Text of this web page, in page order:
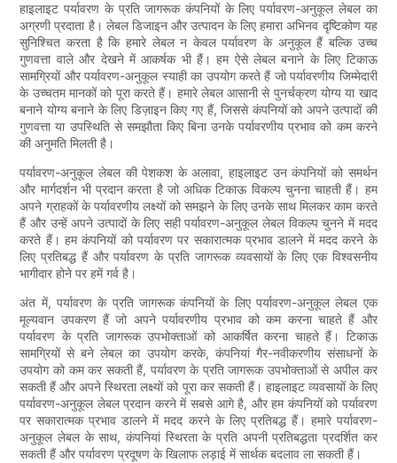
हाइलाइट पर्यावरण के प्रति जागरूक कंपनियों के लिए पर्यावरण-अनुकूल लेबल का
अग्रणी प्रदाता है। लेबल डिजाइन और उत्पादन के लिए हमारा अभिनव दृष्टिकोण यह
सुनिश्चित करता है कि हमारे लेबल न केवल पर्यावरण के अनुकूल हैं बल्कि उच्च
गुणवत्ता वाले और देखने में आकर्षक भी हैं। हम ऐसे लेबल बनाने के लिए टिकाऊ
सामग्रियों और पर्यावरण-अनुकूल स्याही का उपयोग करते हैं जो पर्यावरणीय जिम्मेदारी
के उच्चतम मानकों को पूरा करते हैं। हमारे लेबल आसानी से पुनर्चक्रण योग्य या खाद
बनाने योग्य बनाने के लिए डिज़ाइन किए गए हैं, जिससे कंपनियों को अपने उत्पादों की
गुणवत्ता या उपस्थिति से समझौता किए बिना उनके पर्यावरणीय प्रभाव को कम करने
की अनुमति मिलती है।
पर्यावरण-अनुकूल लेबल की पेशकश के अलावा, हाइलाइट उन कंपनियों को समर्थन
और मार्गदर्शन भी प्रदान करता है जो अधिक टिकाऊ विकल्प चुनना चाहती हैं। हम
अपने ग्राहकों के पर्यावरणीय लक्ष्यों को समझने के लिए उनके साथ मिलकर काम करते
हैं और उन्हें अपने उत्पादों के लिए सही पर्यावरण-अनुकूल लेबल विकल्प चुनने में मदद
करते हैं। हम कंपनियों को पर्यावरण पर सकारात्मक प्रभाव डालने में मदद करने के
लिए प्रतिबद्ध हैं और पर्यावरण के प्रति जागरूक व्यवसायों के लिए एक विश्वसनीय
भागीदार होने पर हमें गर्व है।
अंत में, पर्यावरण के प्रति जागरूक कंपनियों के लिए पर्यावरण-अनुकूल लेबल एक
मूल्यवान उपकरण हैं जो अपने पर्यावरणीय प्रभाव को कम करना चाहते हैं और
पर्यावरण के प्रति जागरूक उपभोक्ताओं को आकर्षित करना चाहते हैं। टिकाऊ
सामग्रियों से बने लेबल का उपयोग करके, कंपनियां गैर-नवीकरणीय संसाधनों के
उपयोग को कम कर सकती हैं, पर्यावरण के प्रति जागरूक उपभोक्ताओं से अपील कर
सकती हैं और अपने स्थिरता लक्ष्यों को पूरा कर सकती हैं। हाइलाइट व्यवसायों के लिए
पर्यावरण-अनुकूल लेबल प्रदान करने में सबसे आगे है, और हम कंपनियों को पर्यावरण
पर सकारात्मक प्रभाव डालने में मदद करने के लिए प्रतिबद्ध हैं। हमारे पर्यावरण-
अनुकूल लेबल के साथ, कंपनियां स्थिरता के प्रति अपनी प्रतिबद्धता प्रदर्शित कर
सकती हैं और पर्यावरण प्रदूषण के खिलाफ लड़ाई में सार्थक बदलाव ला सकती हैं।